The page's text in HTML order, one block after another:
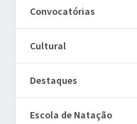
Convocatórias
Cultural
Destaques
Escola de Natação